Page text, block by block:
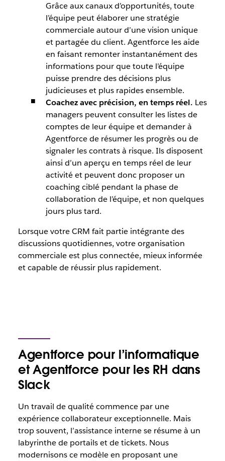
Grâce aux canaux d’opportunités, toute
l’équipe peut élaborer une stratégie
commerciale autour d’une vision unique
et partagée du client. Agentforce les aide
en faisant remonter instantanément des
informations pour que toute l’équipe
puisse prendre des décisions plus
judicieuses et plus rapides ensemble.
Coachez avec précision, en temps réel. Les
managers peuvent consulter les listes de
comptes de leur équipe et demander à
Agentforce de résumer les progrès ou de
signaler les contrats à risque. Ils disposent
ainsi d’un aperçu en temps réel de leur
activité et peuvent donc proposer un
coaching ciblé pendant la phase de
collaboration de l’équipe, et non quelques
jours plus tard.
Lorsque votre CRM fait partie intégrante des
discussions quotidiennes, votre organisation
commerciale est plus connectée, mieux informée
et capable de réussir plus rapidement.
Agentforce pour l’informatique
et Agentforce pour les RH dans
Slack
Un travail de qualité commence par une
expérience collaborateur exceptionnelle. Mais
trop souvent, l’assistance interne se résume à un
labyrinthe de portails et de tickets. Nous
modernisons ce modèle en proposant une